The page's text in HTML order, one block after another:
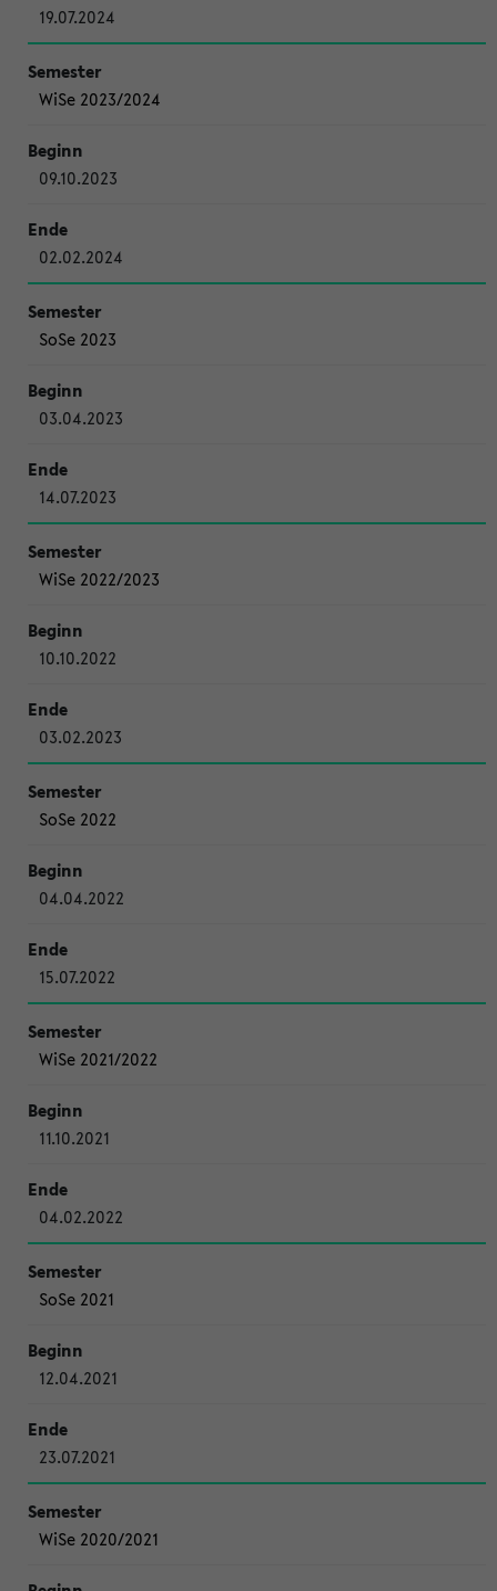
19.07.2024
WiSe 2023/2024
09.10.2023
02.02.2024
SoSe 2023
03.04.2023
14.07.2023
WiSe 2022/2023
10.10.2022
03.02.2023
SoSe 2022
04.04.2022
15.07.2022
WiSe 2021/2022
11.10.2021
04.02.2022
SoSe 2021
12.04.2021
23.07.2021
WiSe 2020/2021